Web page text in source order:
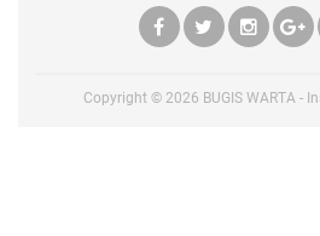
Copyright © 2026 BUGIS WARTA -